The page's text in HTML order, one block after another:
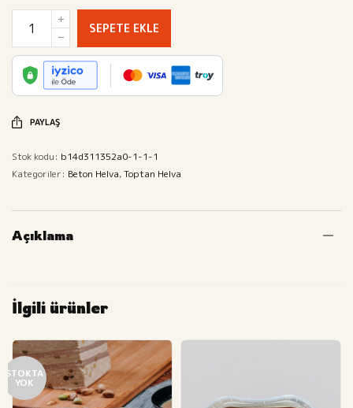
SEPETE EKLE
PAYLAŞ
Stok kodu: b14d311352a0-1-1-1
Kategoriler: Beton Helva,Toptan Helva
Açıklama
İlgili ürünler
STOKTA
YOK